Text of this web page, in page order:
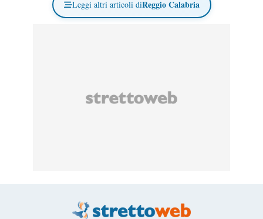
Leggi altri articoli diReggio Calabria